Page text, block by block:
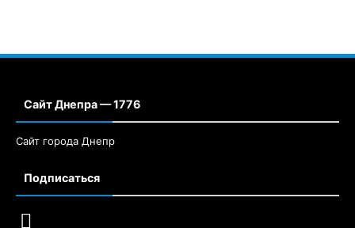
Сайт Днепра — 1776
Сайт города Днепр
Подписаться